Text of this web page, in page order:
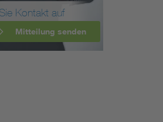
Kontakt auf
Mitteilung senden